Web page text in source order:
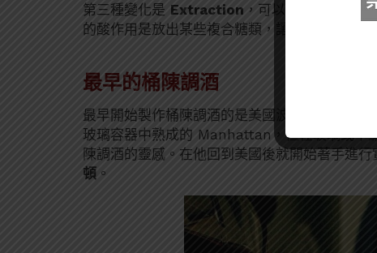
第三種變化是 Extraction ，可以 讓酒體變柔順
的酸作用是放出某些複合糖類，讓酒體變得柔順
最早的桶陳調酒
最早開始製作桶陳調酒的是美國波特蘭的調酒師
玻璃容器中熟成的 Manhattan，但在玻璃或不
陳調酒的靈感。在他回到美國後就開始著手進
頓 。